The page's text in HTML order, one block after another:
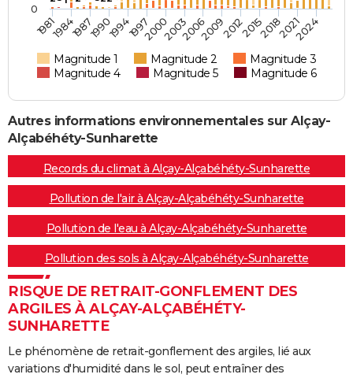
Magnitude 1 Magnitude 2
Magnitude 3
Magnitude 4
Magnitude 5 Magnitude 6
198119841987199019941997200020032006200920122015201820212024
0
Autres informations environnementales sur Alçay-
Alçabéhéty-Sunharette
Records du climat à Alçay-Alçabéhéty-Sunharette
Pollution de l'air à Alçay-Alçabéhéty-Sunharette
Pollution de l'eau à Alçay-Alçabéhéty-Sunharette
Pollution des sols à Alçay-Alçabéhéty-Sunharette
RISQUE DE RETRAIT-GONFLEMENT DES
ARGILES À ALÇAY-ALÇABÉHÉTY-
SUNHARETTE
Le phénomène de retrait-gonflement des argiles, lié aux
variations d'humidité dans le sol, peut entraîner des